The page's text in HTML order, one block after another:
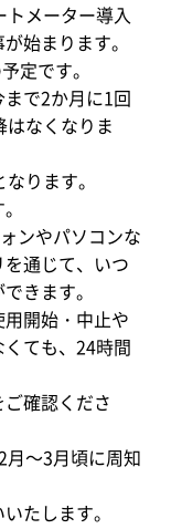
メーター導入
始まります。
定です。
で2か月に1回
なくなりま
ります。
ンやパソコンな
通じて、いつ
きます。
開始・中止や
ても、24時間
確認くださ
～3月頃に周知
たします。